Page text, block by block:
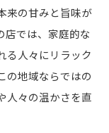
来の甘みと旨味が
店では、家庭的な
る人々にリラック
の地域ならではの
人々の温かさを直